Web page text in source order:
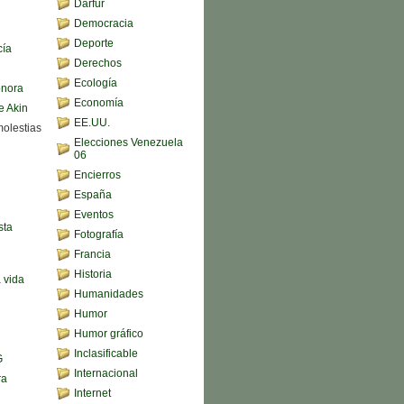
Akin
vida
Darfur
Democracia
Deporte
Derechos
Ecología
Economía
EE.UU.
Elecciones Venezuela
06
Encierros
España
Eventos
Fotografía
Francia
Historia
Humanidades
Humor
Humor gráfico
Inclasificable
Internacional
Internet